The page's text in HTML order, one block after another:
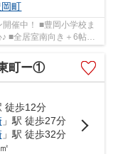
町
催中！ ■豊岡小学校ま
■全居室南向き＋6帖以
岡...
町ー①
徒歩12分
」駅 徒歩27分
」駅 徒歩32分